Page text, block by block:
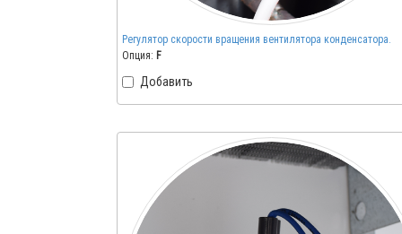
Регулятор скорости вращения вентилятора конденсатора.
Опция: F
Добавить